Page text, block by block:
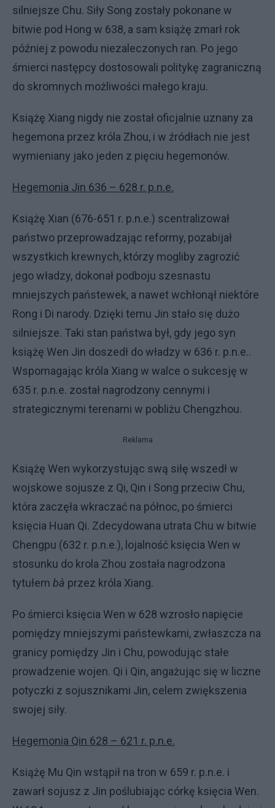
silniejsze Chu. Siły Song zostały pokonane w
bitwie pod Hong w 638, a sam książę zmarł rok
później z powodu niezaleczonych ran. Po jego
śmierci następcy dostosowali politykę zagraniczną
do skromnych możliwości małego kraju.
Książę Xiang nigdy nie został oficjalnie uznany za
hegemona przez króla Zhou, i w źródłach nie jest
wymieniany jako jeden z pięciu hegemonów.
Hegemonia Jin 636 – 628 r. p.n.e.
Książę Xian (676-651 r. p.n.e.) scentralizował
państwo przeprowadzając reformy, pozabijał
wszystkich krewnych, którzy mogliby zagrozić
jego władzy, dokonał podboju szesnastu
mniejszych państewek, a nawet wchłonął niektóre
Rong i Di narody. Dzięki temu Jin stało się dużo
silniejsze. Taki stan państwa był, gdy jego syn
książę Wen Jin doszedł do władzy w 636 r. p.n.e..
Wspomagając króla Xiang w walce o sukcesję w
635 r. p.n.e. został nagrodzony cennymi i
strategicznymi terenami w pobliżu Chengzhou.
Reklama
Książę Wen wykorzystując swą siłę wszedł w
wojskowe sojusze z Qi, Qin i Song przeciw Chu,
która zaczęła wkraczać na północ, po śmierci
księcia Huan Qi. Zdecydowana utrata Chu w bitwie
Chengpu (632 r. p.n.e.), lojalność księcia Wen w
stosunku do krola Zhou została nagrodzona
tytułem bà przez króla Xiang.
Po śmierci księcia Wen w 628 wzrosło napięcie
pomiędzy mniejszymi państewkami, zwłaszcza na
granicy pomiędzy Jin i Chu, powodując stałe
prowadzenie wojen. Qi i Qin, angażując się w liczne
potyczki z sojusznikami Jin, celem zwiększenia
swojej siły.
Hegemonia Qin 628 – 621 r. p.n.e.
Książę Mu Qin wstąpił na tron w 659 r. p.n.e. i
zawarł sojusz z Jin poślubiając córkę księcia Wen.